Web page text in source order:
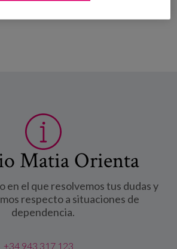
Matia Orienta
en el que resolvemos tus dudas y
respecto a situaciones de
dependencia.
+34 943 317 123